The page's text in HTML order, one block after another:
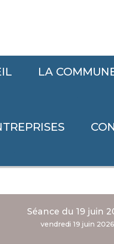
LA
du conseil
Séance du 19 juin
vendredi 19 juin 2026